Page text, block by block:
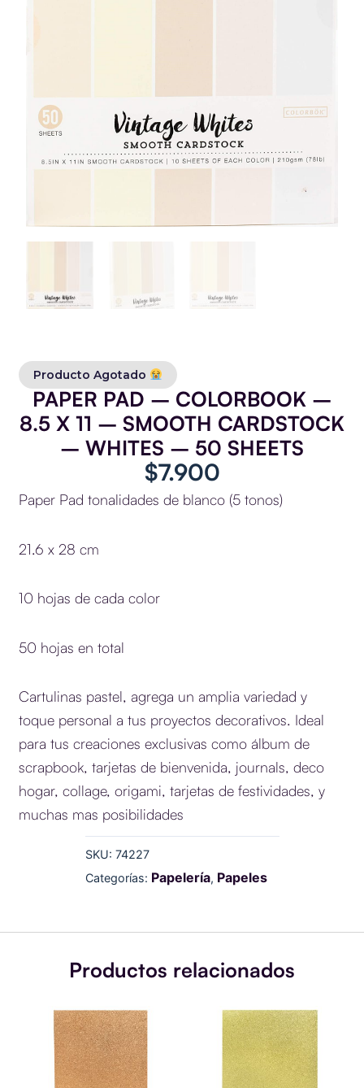
Producto Agotado
PAPER PAD – COLORBOOK –
8.5 X 11 – SMOOTH CARDSTOCK
– WHITES – 50 SHEETS
$7.900
Paper Pad tonalidades de blanco (5 tonos)
21.6 x 28 cm
10 hojas de cada color
50 hojas en total
Cartulinas pastel, agrega un amplia variedad y
toque personal a tus proyectos decorativos. Ideal
para tus creaciones exclusivas como álbum de
scrapbook, tarjetas de bienvenida, journals, deco
hogar, collage, origami, tarjetas de festividades, y
muchas mas posibilidades
SKU: 74227
Categorías: Papelería, Papeles
Productos relacionados
Fine
Glitter
-
Cooper
A4
Fine
Glitter
-
Sage
A4